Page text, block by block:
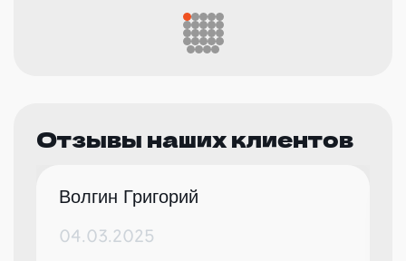
Отзывы наших клиентов
Волгин Григорий
04.03.2025